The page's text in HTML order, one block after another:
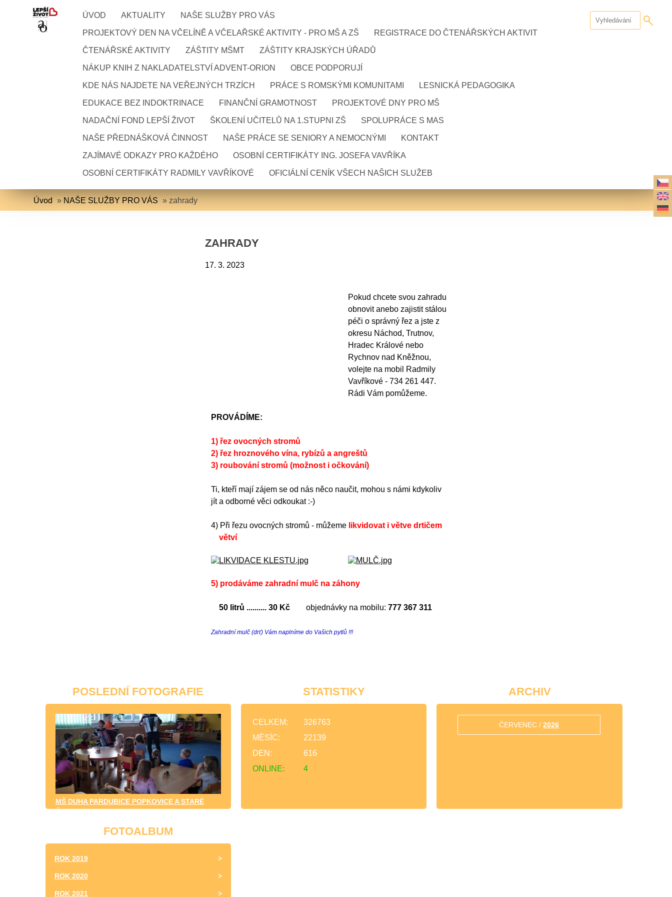
ÚVOD AKTUALITY NAŠE SLUŽBY PRO VÁS
PROJEKTOVÝ DEN NA VČELÍNĚ A VČELAŘSKÉ AKTIVITY - PRO MŠ A ZŠ REGISTRACE DO ČTENÁŘSKÝCH AKTIVIT
ČTENÁŘSKÉ AKTIVITY ZÁŠTITY MŠMT ZÁŠTITY KRAJSKÝCH ÚŘADŮ
NÁKUP KNIH Z NAKLADATELSTVÍ ADVENT-ORION OBCE PODPORUJÍ
KDE NÁS NAJDETE NA VEŘEJNÝCH TRZÍCH PRÁCE S ROMSKÝMI KOMUNITAMI LESNICKÁ PEDAGOGIKA
EDUKACE BEZ INDOKTRINACE FINANČNÍ GRAMOTNOST PROJEKTOVÉ DNY PRO MŠ
NADAČNÍ FOND LEPŠÍ ŽIVOT ŠKOLENÍ UČITELŮ NA 1.STUPNI ZŠ SPOLUPRÁCE S MAS
NAŠE PŘEDNÁŠKOVÁ ČINNOST NAŠE PRÁCE SE SENIORY A NEMOCNÝMI KONTAKT
ZAJÍMAVÉ ODKAZY PRO KAŽDÉHO OSOBNÍ CERTIFIKÁTY ING. JOSEFA VAVŘÍKA
OSOBNÍ CERTIFIKÁTY RADMILY VAVŘÍKOVÉ OFICIÁLNÍ CENÍK VŠECH NAŠICH SLUŽEB
Úvod » NAŠE SLUŽBY PRO VÁS » zahrady
ZAHRADY
17. 3. 2023
Pokud chcete svou zahradu
obnovit anebo zajistit stálou
péči o správný řez a jste z
okresu Náchod, Trutnov,
Hradec Králové nebo
Rychnov nad Kněžnou,
volejte na mobil Radmily
Vavříkové - 734 261 447.
Rádi Vám pomůžeme.
PROVÁDÍME:
1) řez ovocných stromů
2) řez hroznového vína, rybízů a angreštů
3) roubování stromů (možnost i očkování)
Ti, kteří mají zájem se od nás něco naučit, mohou s námi kdykoliv
jít a odborné věci odkoukat :-)
4) Při řezu ovocných stromů - můžeme likvidovat i větve drtičem
větví
5) prodáváme zahradní mulč na záhony
50 litrů .......... 30 Kč objednávky na mobilu: 777 367 311
Zahradní mulč (drť) Vám naplníme do Vašich pytlů !!!
POSLEDNÍ FOTOGRAFIE
MŠ DUHA PARDUBICE POPKOVICE A STARÉ
ČIVICE
STATISTIKY
ONLINE: 4
CELKEM:
326763
MĚSÍC:
22139
DEN:
616
ARCHIV
ČERVENEC /2026
FOTOALBUM
ROK 2019
ROK 2020
ROK 2021